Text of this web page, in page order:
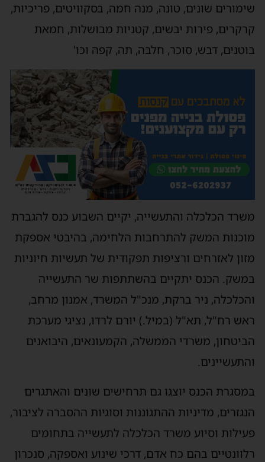
שימורים שונים, טונה, מנה חמה, בסקוויטים, פריכיות,
קרקרים, פירות יבשים, קטניות מבושלות, חמאת
בוטנים, דבש, סוכר, חלבה, תה, קפה וכו'
משרד הכלכלה והתעשייה, יקיים השבוע כנס להגברת
מוכנות המשק להתרחבות הלחימה, בהיבטי אספקת
מזון לאזרחים ורציפות תפקודית של תעשיות חיוניות
במשק. הכנס יתקיים בהשתתפות שר התעשייה
והכלכלה, ניר ברקת, מנכ"ל המשרד, אמנון מרחב,
ראש רח"ל, תא"ל (במיל.) יורם לרדו, נציגי מערכת
הביטחון, משרדי הממשלה, הקמעונאים, היבואנים
והתעשיינים.
במסגרת הכנס יוצגו גם תרחישים שונים והאתגרים
הנגזרים, מדיניות ההתגוננות וסוגיות ההסברה לציבור,
פעילות וסיוע משרד הכלכלה לתעשייה בתחומים
רלוונטיים בהם כח אדם, דרכי שינוע ואספקה, סנכרון